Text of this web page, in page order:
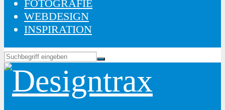
FOTOGRAFIE
WEBDESIGN
INSPIRATION